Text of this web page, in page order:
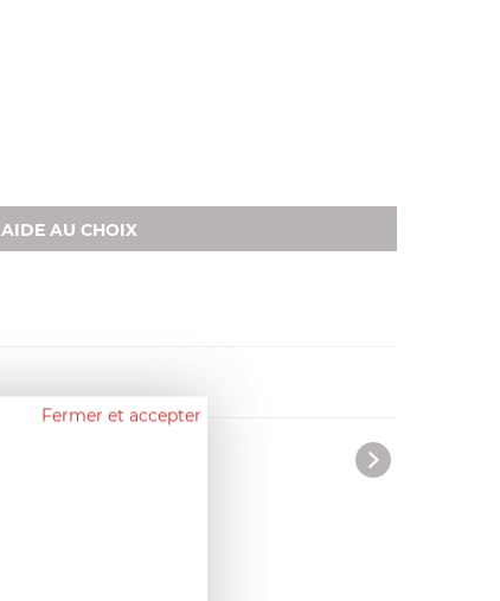
AIDE AU CHOIX
Fermer et accepter